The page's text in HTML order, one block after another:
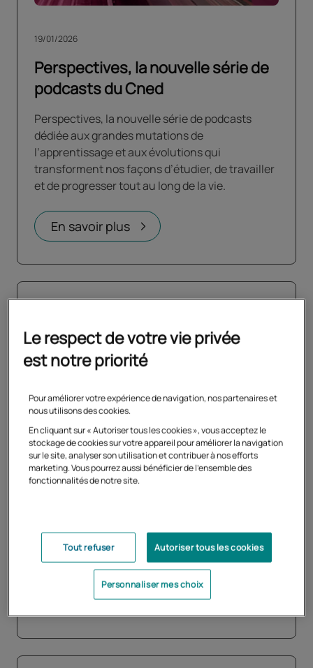
Perspectives, la nouvelle série de
podcasts du Cned
19/01/2026
Perspectives, la nouvelle série de podcasts
dédiée aux grandes mutations de
l’apprentissage et aux évolutions qui
transforment nos façons d’étudier, de travailler
et de progresser tout au long de la vie.
En savoir plus
Guy Gardarein, nommé secrétaire
04/09/2025
septembre 2025, secrétaire général du Cned,
opérateur public de l’enseignement à distance.
En savoir plus
Le respect de votre vie privée
est notre priorité
Pour améliorer votre expérience de navigation, nos partenaires et
nous utilisons des cookies.
En cliquant sur « Autoriser tous les cookies », vous acceptez le
stockage de cookies sur votre appareil pour améliorer la navigation
sur le site, analyser son utilisation et contribuer à nos efforts
marketing. Vous pourrez aussi bénéficier de l'ensemble des
fonctionnalités de notre site.
Tout refuser Autoriser tous les cookies
Personnaliser mes choix